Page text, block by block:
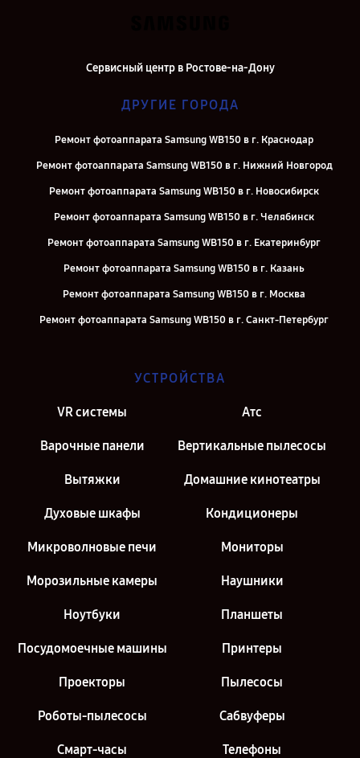
Сервисный центр в Ростове-на-Дону
ДРУГИЕ ГОРОДА
Ремонт фотоаппарата Samsung WB150 в г. Краснодар
Ремонт фотоаппарата Samsung WB150 в г. Нижний Новгород
Ремонт фотоаппарата Samsung WB150 в г. Новосибирск
Ремонт фотоаппарата Samsung WB150 в г. Челябинск
Ремонт фотоаппарата Samsung WB150 в г. Екатеринбург
Ремонт фотоаппарата Samsung WB150 в г. Казань
Ремонт фотоаппарата Samsung WB150 в г. Москва
Ремонт фотоаппарата Samsung WB150 в г. Санкт-Петербург
УСТРОЙСТВА
VR системы Атс
Варочные панели Вертикальные пылесосы
Вытяжки Домашние кинотеатры
Духовые шкафы Кондиционеры
Микроволновые печи Мониторы
Морозильные камеры Наушники
Ноутбуки Планшеты
Посудомоечные машины Принтеры
Проекторы Пылесосы
Роботы-пылесосы Сабвуферы
Смарт-часы Телефоны